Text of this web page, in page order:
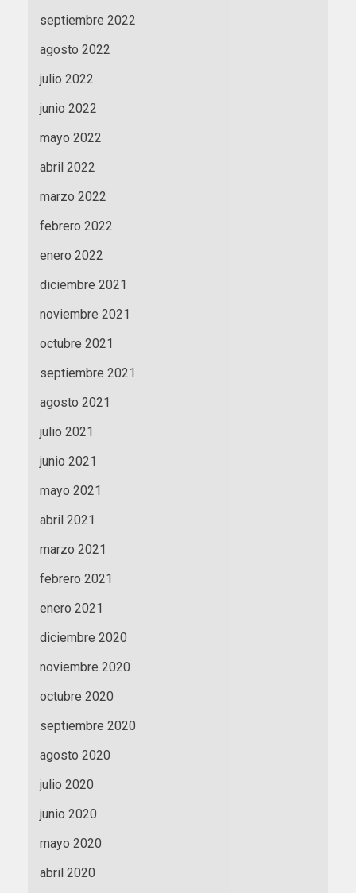
septiembre 2022
agosto 2022
julio 2022
junio 2022
mayo 2022
abril 2022
marzo 2022
febrero 2022
enero 2022
diciembre 2021
noviembre 2021
octubre 2021
septiembre 2021
agosto 2021
julio 2021
junio 2021
mayo 2021
abril 2021
marzo 2021
febrero 2021
enero 2021
diciembre 2020
noviembre 2020
octubre 2020
septiembre 2020
agosto 2020
julio 2020
junio 2020
mayo 2020
abril 2020